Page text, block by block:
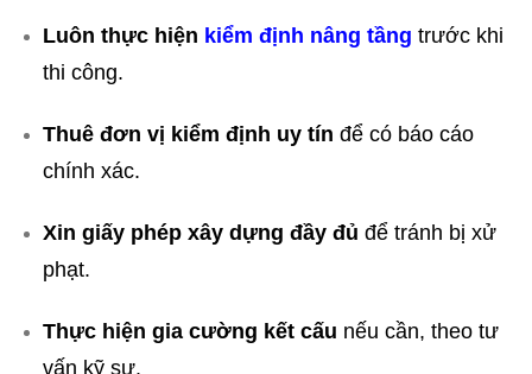
Luôn thực hiện kiểm định nâng tầng trước khi
thi công.
Thuê đơn vị kiểm định uy tín để có báo cáo
chính xác.
Xin giấy phép xây dựng đầy đủ để tránh bị xử
phạt.
Thực hiện gia cường kết cấu nếu cần, theo tư
vấn kỹ sư.